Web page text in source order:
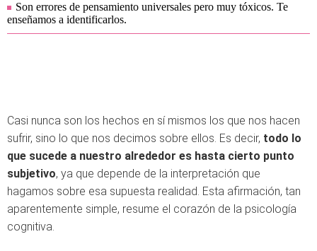
Son errores de pensamiento universales pero muy tóxicos. Te
enseñamos a identificarlos.
Casi nunca son los hechos en sí mismos los que nos hacen
sufrir, sino lo que nos decimos sobre ellos. Es decir, todo lo
que sucede a nuestro alrededor es hasta cierto punto
subjetivo, ya que depende de la interpretación que
hagamos sobre esa supuesta realidad. Esta afirmación, tan
aparentemente simple, resume el corazón de la psicología
cognitiva.